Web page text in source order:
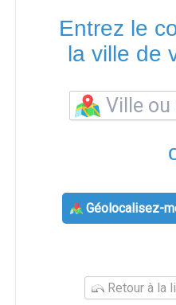
Entrez le
la ville de
Géolocalisez-
Retour à la